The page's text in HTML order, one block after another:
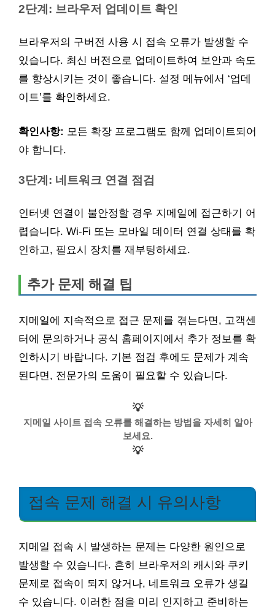
2단계: 브라우저 업데이트 확인
브라우저의 구버전 사용 시 접속 오류가 발생할 수
있습니다. 최신 버전으로 업데이트하여 보안과 속도
를 향상시키는 것이 좋습니다. 설정 메뉴에서 ‘업데
이트’를 확인하세요.
확인사항: 모든 확장 프로그램도 함께 업데이트되어
야 합니다.
3단계: 네트워크 연결 점검
인터넷 연결이 불안정할 경우 지메일에 접근하기 어
렵습니다. Wi-Fi 또는 모바일 데이터 연결 상태를 확
인하고, 필요시 장치를 재부팅하세요.
추가 문제 해결 팁
지메일에 지속적으로 접근 문제를 겪는다면, 고객센
터에 문의하거나 공식 홈페이지에서 추가 정보를 확
인하시기 바랍니다. 기본 점검 후에도 문제가 계속
된다면, 전문가의 도움이 필요할 수 있습니다.
💡
지메일 사이트 접속 오류를 해결하는 방법을 자세히 알아
보세요.
💡
접속 문제 해결 시 유의사항
지메일 접속 시 발생하는 문제는 다양한 원인으로
발생할 수 있습니다. 흔히 브라우저의 캐시와 쿠키
문제로 접속이 되지 않거나, 네트워크 오류가 생길
수 있습니다. 이러한 점을 미리 인지하고 준비하는